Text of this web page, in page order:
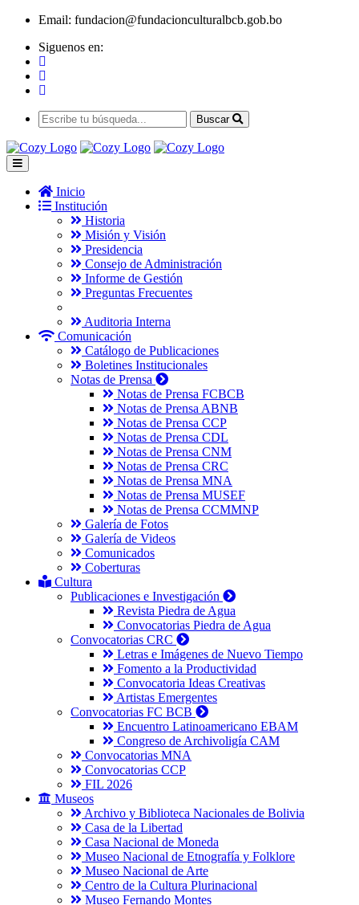
Email: fundacion@fundacionculturalbcb.gob.bo
Siguenos en:
Buscar
Inicio
Institución
Historia
Misión y Visión
Presidencia
Consejo de Administración
Informe de Gestión
Preguntas Frecuentes
Auditoria Interna
Comunicación
Catálogo de Publicaciones
Boletines Institucionales
Notas de Prensa
Notas de Prensa FCBCB
Notas de Prensa ABNB
Notas de Prensa CCP
Notas de Prensa CDL
Notas de Prensa CNM
Notas de Prensa CRC
Notas de Prensa MNA
Notas de Prensa MUSEF
Notas de Prensa CCMMNP
Galería de Fotos
Galería de Videos
Comunicados
Coberturas
Cultura
Publicaciones e Investigación
Revista Piedra de Agua
Convocatorias Piedra de Agua
Convocatorias CRC
Letras e Imágenes de Nuevo Tiempo
Fomento a la Productividad
Convocatoria Ideas Creativas
Artistas Emergentes
Convocatorias FC BCB
Encuentro Latinoamericano EBAM
Congreso de Archivoligía CAM
Convocatorias MNA
Convocatorias CCP
FIL 2026
Museos
Archivo y Biblioteca Nacionales de Bolivia
Casa de la Libertad
Casa Nacional de Moneda
Museo Nacional de Etnografía y Folklore
Museo Nacional de Arte
Centro de la Cultura Plurinacional
Museo Fernando Montes